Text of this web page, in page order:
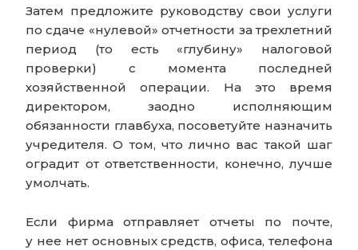
Затем предложите руководству свои услуги
по сдаче «нулевой» отчетности за трехлетний
период (то есть «глубину» налоговой
проверки) с момента последней
хозяйственной операции. На это время
директором, заодно исполняющим
обязанности главбуха, посоветуйте назначить
учредителя. О том, что лично вас такой шаг
оградит от ответственности, конечно, лучше
умолчать.
Если фирма отправляет отчеты по почте,
у нее нет основных средств, офиса, телефона